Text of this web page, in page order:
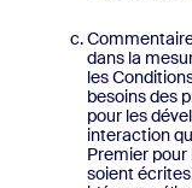
dans la
les
besoins des
pour les
interaction
Premier pour
soient